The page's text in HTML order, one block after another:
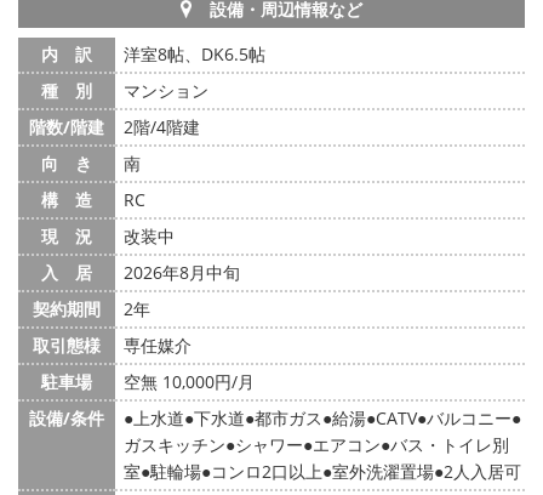
設備・周辺情報など
内 訳
洋室8帖、DK6.5帖
種 別
マンション
階数/階建
2階/4階建
向 き
南
構 造
RC
現 況
改装中
入 居
2026年8月中旬
契約期間
2年
取引態様
専任媒介
駐車場
空無 10,000円/月
設備/条件
上水道 下水道 都市ガス 給湯 CATV バルコニー
ガスキッチン シャワー エアコン バス・トイレ別
室 駐輪場 コンロ2口以上 室外洗濯置場 2人入居可